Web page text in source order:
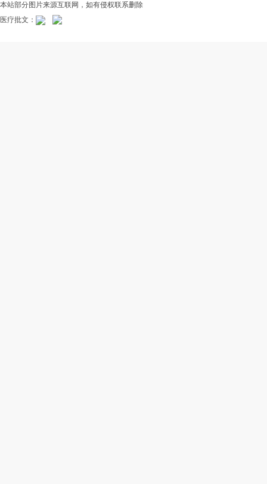
本站部分图片来源互联网，如有侵权联系删除
医疗批文：